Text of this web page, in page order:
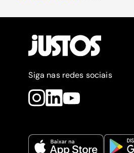
Siga nas redes sociais